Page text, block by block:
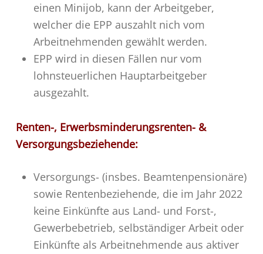
einen Minijob, kann der Arbeitgeber,
welcher die EPP auszahlt nich vom
Arbeitnehmenden gewählt werden.
EPP wird in diesen Fällen nur vom
lohnsteuerlichen Hauptarbeitgeber
ausgezahlt.
Renten-, Erwerbsminderungsrenten- &
Versorgungsbeziehende:
Versorgungs- (insbes. Beamtenpensionäre)
sowie Rentenbeziehende, die im Jahr 2022
keine Einkünfte aus Land- und Forst-,
Gewerbebetrieb, selbständiger Arbeit oder
Einkünfte als Arbeitnehmende aus aktiver